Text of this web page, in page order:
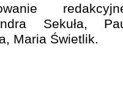
Sekuła,
Maria Świetlik.